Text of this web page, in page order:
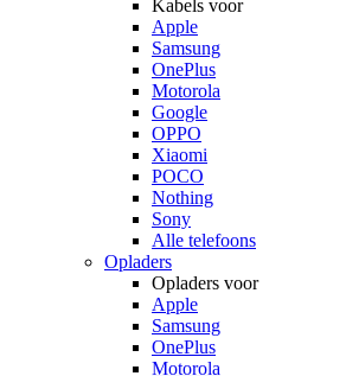
Kabels voor
Apple
Samsung
OnePlus
Motorola
Google
OPPO
Xiaomi
POCO
Nothing
Sony
Alle telefoons
Opladers
Opladers voor
Apple
Samsung
OnePlus
Motorola